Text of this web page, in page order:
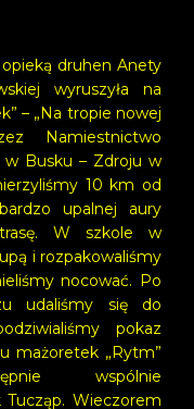
druhen Anety
wyruszyła na
– „Na tropie nowej
Namiestnictwo
Busku – Zdroju w
10 km od
upalnej aury
trasę. W szkole w
i rozpakowaliśmy
nocować. Po
udaliśmy się do
pokaz
mażoretek „Rytm”
wspólnie
Wieczorem